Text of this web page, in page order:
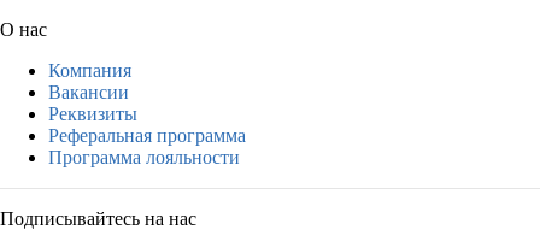
О нас
Компания
Вакансии
Реквизиты
Реферальная программа
Программа лояльности
Подписывайтесь на нас